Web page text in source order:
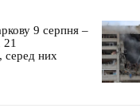
9 серпня –
21
серед них